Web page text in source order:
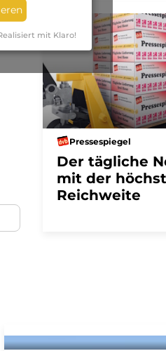
Pressespiegel
Der tägliche
mit der
Reichweite
mit Klaro!